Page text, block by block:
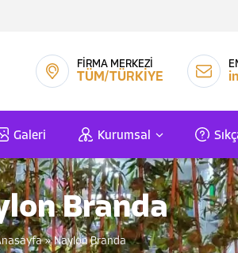
FİRMA MERKEZİ
TÜM/TÜRKİYE
Galeri Kurumsal
Branda
»Naylon Branda